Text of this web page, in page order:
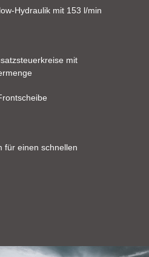
Hydraulik mit 153 l/min
mit
für einen schnellen